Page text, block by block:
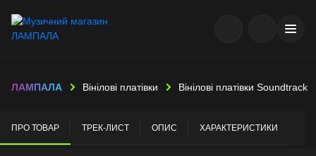
ЛАМПАЛА Вінілові платівки Вінілові платівки Soundtrack
ПРО ТОВАР ТРЕК-ЛИСТ ОПИС ХАРАКТЕРИСТИКИ